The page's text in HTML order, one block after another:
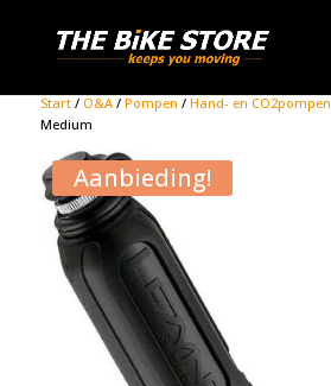
Start/ O&A/ Pompen / Hand- en CO2pompen
Medium
Aanbieding!